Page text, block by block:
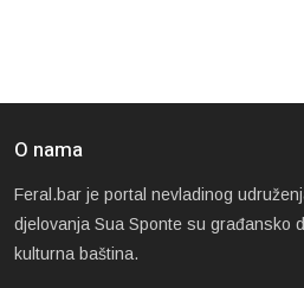
O nama
Feral.bar je portal nevladinog
djelovanja Sua Sponte su građansko
kulturna baština.